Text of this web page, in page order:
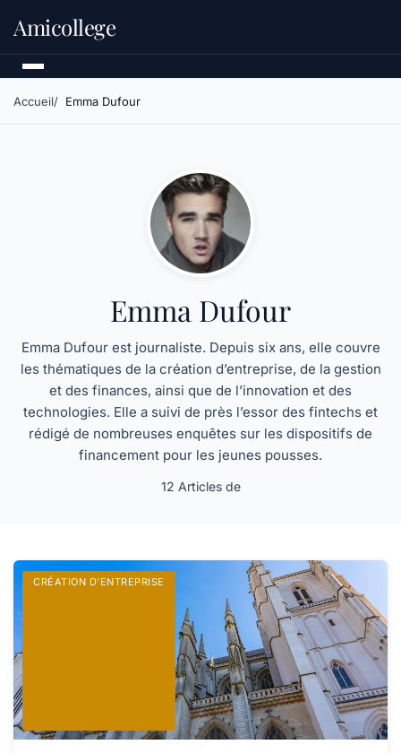
Amicollege
Accueil Emma Dufour
Emma Dufour
Emma Dufour est journaliste. Depuis six ans, elle couvre
les thématiques de la création d’entreprise, de la gestion
et des finances, ainsi que de l’innovation et des
technologies. Elle a suivi de près l’essor des fintechs et
rédigé de nombreuses enquêtes sur les dispositifs de
financement pour les jeunes pousses.
12 Articles de
CRÉATION D’ENTREPRISE